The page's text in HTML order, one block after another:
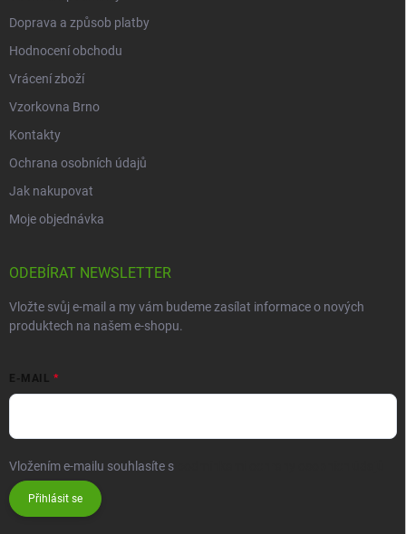
Doprava a způsob platby
Hodnocení obchodu
Vrácení zboží
Vzorkovna Brno
Kontakty
Ochrana osobních údajů
Jak nakupovat
Moje objednávka
ODEBÍRAT NEWSLETTER
Vložte svůj e-mail a my vám budeme zasílat informace o nových
produktech na našem e-shopu.
E-MAIL
Vložením e-mailu souhlasíte s
Přihlásit se